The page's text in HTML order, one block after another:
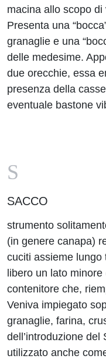
macina allo scopo
Presenta una
granaglie e una
delle medesime.
due orecchie, essa
presenza della
eventuale bastone
S
SACCO
strumento
(in genere canapa)
cuciti assieme
libero un lato minore
contenitore che,
Veniva impiegato
granaglie, farina,
dell’introduzione
utilizzato anche